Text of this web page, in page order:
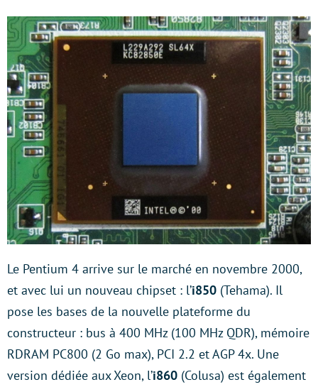
Le Pentium 4 arrive sur le marché en novembre 2000,
et avec lui un nouveau chipset : l’i850 (Tehama). Il
pose les bases de la nouvelle plateforme du
constructeur : bus à 400 MHz (100 MHz QDR), mémoire
RDRAM PC800 (2 Go max), PCI 2.2 et AGP 4x. Une
version dédiée aux Xeon, l’i860 (Colusa) est également